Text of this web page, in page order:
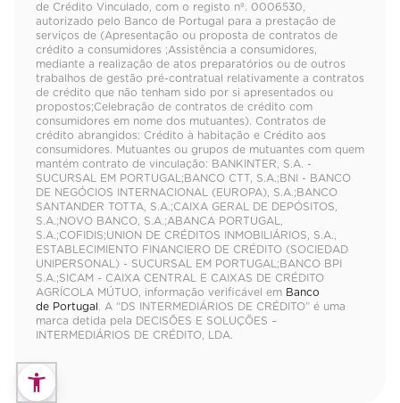
de Crédito Vinculado, com o registo nº. 0006530,
autorizado pelo Banco de Portugal para a prestação de
serviços de (Apresentação ou proposta de contratos de
crédito a consumidores ;Assistência a consumidores,
mediante a realização de atos preparatórios ou de outros
trabalhos de gestão pré-contratual relativamente a contratos
de crédito que não tenham sido por si apresentados ou
propostos;Celebração de contratos de crédito com
consumidores em nome dos mutuantes). Contratos de
crédito abrangidos: Crédito à habitação e Crédito aos
consumidores. Mutuantes ou grupos de mutuantes com quem
mantém contrato de vinculação: BANKINTER, S.A. -
SUCURSAL EM PORTUGAL;BANCO CTT, S.A.;BNI - BANCO
DE NEGÓCIOS INTERNACIONAL (EUROPA), S.A.;BANCO
SANTANDER TOTTA, S.A.;CAIXA GERAL DE DEPÓSITOS,
S.A.;NOVO BANCO, S.A.;ABANCA PORTUGAL,
S.A.;COFIDIS;UNION DE CRÉDITOS INMOBILIÁRIOS, S.A.,
ESTABLECIMIENTO FINANCIERO DE CRÉDITO (SOCIEDAD
UNIPERSONAL) - SUCURSAL EM PORTUGAL;BANCO BPI
S.A.;SICAM - CAIXA CENTRAL E CAIXAS DE CRÉDITO
AGRÍCOLA MÚTUO, informação verificável em Banco
de Portugal. A “DS INTERMEDIÁRIOS DE CRÉDITO” é uma
marca detida pela DECISÕES E SOLUÇÕES –
INTERMEDIÁRIOS DE CRÉDITO, LDA.